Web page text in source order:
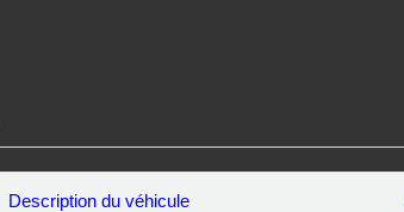
Description du véhicule